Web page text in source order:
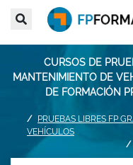
CURSOS DE
MANTENIMIENTO DE
DE FORMACIÓN
PRUEBAS LIBRES FP
VEHÍCULOS